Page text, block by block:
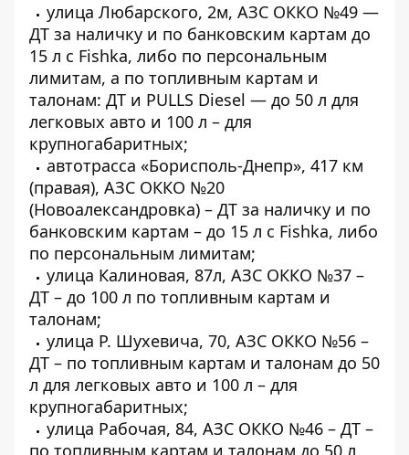
улица Любарского, 2м, АЗС ОККО №49 —
ДТ за наличку и по банковским картам до
15 л с Fishka, либо по персональным
лимитам, а по топливным картам и
талонам: ДТ и PULLS Diesel — до 50 л для
легковых авто и 100 л – для
крупногабаритных;
автотрасса «Борисполь-Днепр», 417 км
(правая), АЗС ОККО №20
(Новоалександровка) – ДТ за наличку и по
банковским картам – до 15 л с Fishka, либо
по персональным лимитам;
улица Калиновая, 87л, АЗС ОККО №37 –
ДТ – до 100 л по топливным картам и
талонам;
улица Р. Шухевича, 70, АЗС ОККО №56 –
ДТ – по топливным картам и талонам до 50
л для легковых авто и 100 л – для
крупногабаритных;
улица Рабочая, 84, АЗС ОККО №46 – ДТ –
по топливным картам и талонам до 50 л